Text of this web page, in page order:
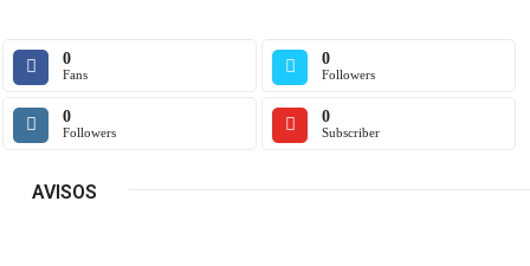
0
Fans
0
Followers
0
Followers
0
Subscriber
AVISOS